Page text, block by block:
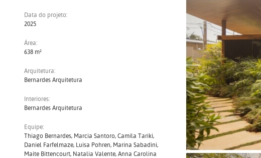
Data do projeto:
2025
Área:
638 m²
Arquitetura:
Bernardes Arquitetura
Interiores:
Bernardes Arquitetura
Equipe:
Thiago Bernardes, Marcia Santoro, Camila Tariki,
Daniel Farfelmaze, Luisa Pohren, Marina Sabadini,
Maite Bittencourt, Natalia Valente, Anna Carolina